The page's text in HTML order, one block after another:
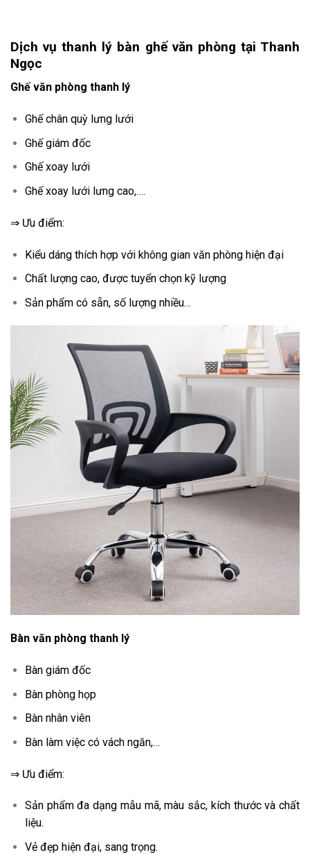
Dịch vụ thanh lý bàn ghế văn phòng tại Thanh
Ngọc
Ghế văn phòng thanh lý
Ghế chân quỳ lưng lưới
Ghế giám đốc
Ghế xoay lưới
Ghế xoay lưới lưng cao,….
⇒ Ưu điểm:
Kiểu dáng thích hợp với không gian văn phòng hiện đại
Chất lượng cao, được tuyển chọn kỹ lượng
Sản phẩm có sẵn, số lượng nhiều…
Bàn văn phòng thanh lý
Bàn giám đốc
Bàn phòng họp
Bàn nhân viên
Bàn làm việc có vách ngăn,…
⇒ Ưu điểm:
Sản phẩm đa dạng mẫu mã, màu sắc, kích thước và chất
liệu.
Vẻ đẹp hiện đại, sang trọng.